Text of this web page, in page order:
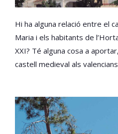
Hi ha alguna relació entre el
Maria i els habitants de
XXI? Té alguna cosa a
castell medieval als